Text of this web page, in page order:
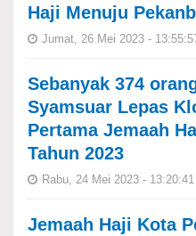
Haji Menuju
Jumat, 26 Mei 2023 -
Sebanyak 374
Syamsuar Lepas
Pertama Jemaah
Tahun 2023
Rabu, 24 Mei 2023 -
Jemaah Haji Kota